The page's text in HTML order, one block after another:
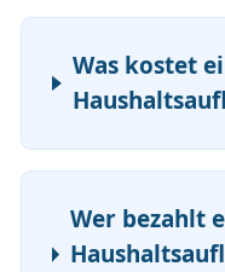
Was kostet
Wer bezahlt